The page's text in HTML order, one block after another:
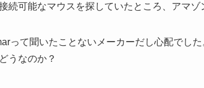
続可能なマウスを探していたところ、アマゾ
って聞いたことないメーカーだし心配でした
うなのか？